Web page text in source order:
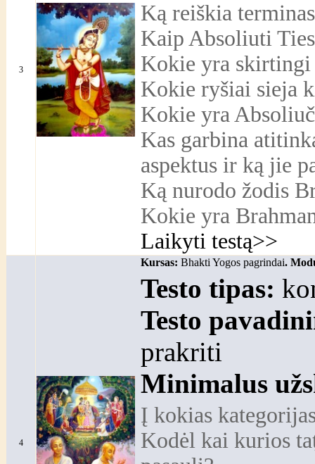
3
Ką reiškia
Kaip Absoliuti
Kokie yra skirtingi
Kokie ryšiai sieja
Kokie yra
Kas garbina
aspektus ir ką jie
Ką nurodo žodis
Kokie yra
Laikyti testą>>
4
Kursas: Bhakti Yogos pagrindai.
Testo tipas:
Testo
prakriti
Minimalus
Į kokias
Kodėl kai kurios